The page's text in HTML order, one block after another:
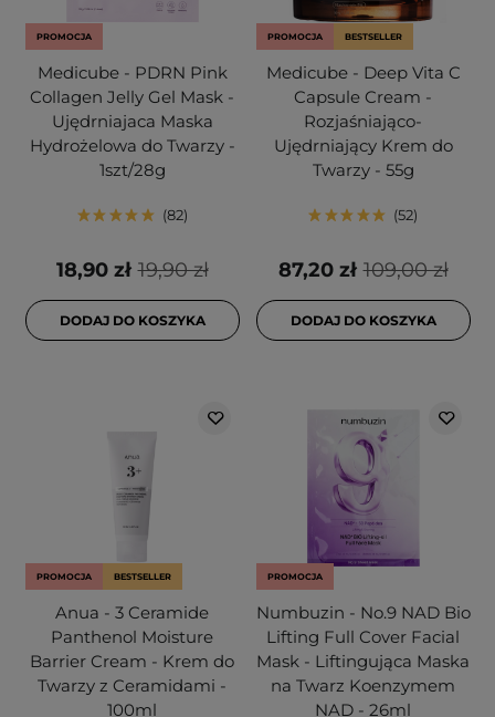
PROMOCJA
Medicube - PDRN Pink
Collagen Jelly Gel Mask -
Ujędrniajaca Maska
Hydrożelowa do Twarzy -
1szt/28g
82
19,90 zł
18,90 zł
DODAJ DO KOSZYKA
PROMOCJA BESTSELLER
Medicube - Deep Vita C
Capsule Cream -
Rozjaśniająco-
Ujędrniający Krem do
Twarzy - 55g
52
109,00 zł
87,20 zł
DODAJ DO KOSZYKA
PROMOCJA BESTSELLER
Anua - 3 Ceramide
Panthenol Moisture
Barrier Cream - Krem do
Twarzy z Ceramidami -
100ml
PROMOCJA
Numbuzin - No.9 NAD Bio
Lifting Full Cover Facial
Mask - Liftingująca Maska
na Twarz Koenzymem
NAD - 26ml